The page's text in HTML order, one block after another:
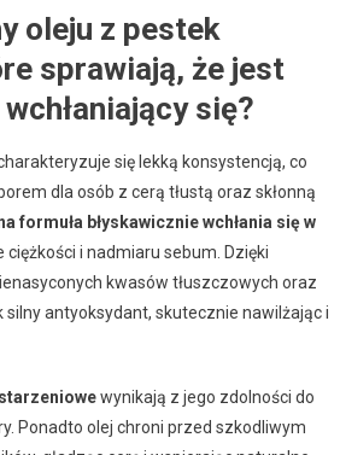
oleju z pestek
sprawiają, że jest
się?
się lekką konsystencją, co
dla osób z cerą tłustą oraz skłonną
formuła błyskawicznie wchłania się w
ciężkości i nadmiaru sebum. Dzięki
kwasów tłuszczowych oraz
silny antyoksydant, skutecznie nawilżając i
wynikają z jego zdolności do
Ponadto olej chroni przed szkodliwym